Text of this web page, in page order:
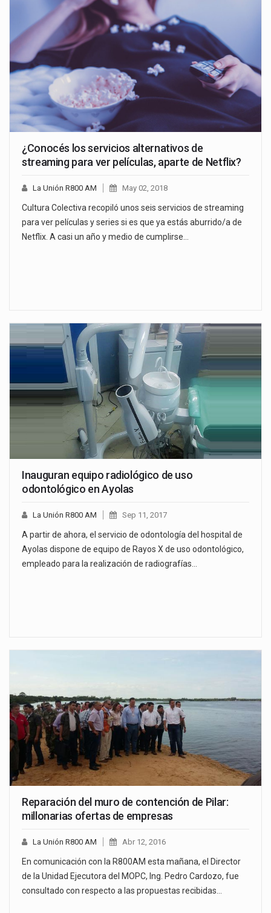
¿Conocés los servicios alternativos de
streaming para ver películas, aparte de Netflix?
La Unión R800 AM May 02, 2018
Cultura Colectiva recopiló unos seis servicios de streaming
para ver películas y series si es que ya estás aburrido/a de
Netflix. A casi un año y medio de cumplirse…
Inauguran equipo radiológico de uso
odontológico en Ayolas
La Unión R800 AM Sep 11, 2017
A partir de ahora, el servicio de odontología del hospital de
Ayolas dispone de equipo de Rayos X de uso odontológico,
empleado para la realización de radiografías…
Reparación del muro de contención de Pilar:
millonarias ofertas de empresas
La Unión R800 AM Abr 12, 2016
En comunicación con la R800AM esta mañana, el Director
de la Unidad Ejecutora del MOPC, Ing. Pedro Cardozo, fue
consultado con respecto a las propuestas recibidas…